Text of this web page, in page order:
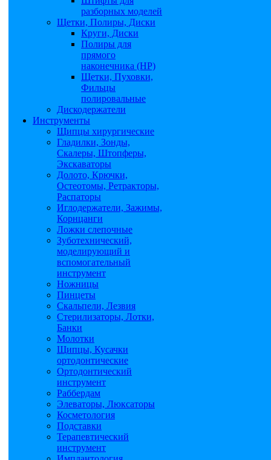
разборных моделей
Щетки, Полиры, Диски
Круги, Диски
Полиры для
прямого
наконечника (НР)
Щетки, Пуховки,
Фильцы
полировальные
Дискодержатели
Инструменты
Щипцы хирургические
Гладилки, Зонды,
Скалеры, Штопферы,
Экскаваторы
Долото, Крючки,
Остеотомы, Ретракторы,
Распаторы
Иглодержатели, Зажимы,
Корнцанги
Ложки слепочные
Зуботехнический,
моделирующий и
вспомогательный
инструмент
Ножницы
Пинцеты
Скальпели, Лезвия
Стерилизаторы, Лотки,
Банки
Молотки
Щипцы, Кусачки
ортодонтические
Ортодонтический
инструмент
Раббердам
Элеваторы, Люксаторы
Косметология
Подставки
Терапевтический
инструмент